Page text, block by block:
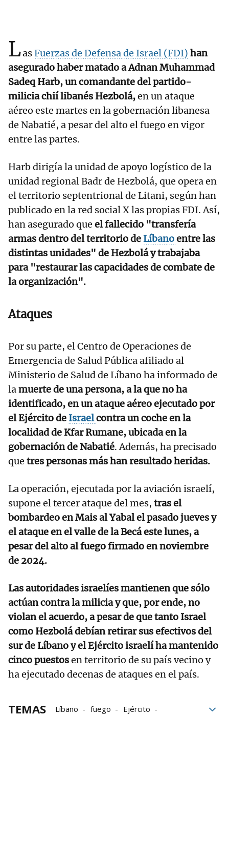
LasFuerzas de Defensa de Israel (FDI) han
asegurado haber matado a Adnan Muhammad
Sadeq Harb, un comandante del partido-
milicia chií libanés Hezbolá,en un ataque
aéreo este martes en la gobernación libanesa
de Nabatié, a pesar del alto el fuego en vigor
entre las partes.
Harb dirigía la unidad de apoyo logístico de la
unidad regional Badr de Hezbolá, que opera en
el territorio septentrional de Litani, según han
publicado en la red social X las propias FDI. Así,
han asegurado que el fallecido "transfería
armas dentro del territorio deLíbanoentre las
distintas unidades" de Hezbolá y trabajaba
para "restaurar las capacidades de combate de
la organización".
Ataques
Por su parte, el Centro de Operaciones de
Emergencia de Salud Pública afiliado al
Ministerio de Salud de Líbano ha informado de
lamuerte de una persona, a la que no ha
identificado, en un ataque aéreo ejecutado por
el Ejército de Israelcontra un coche en la
localidad de Kfar Rumane, ubicada en la
gobernación de Nabatié. Además, ha precisado
que tres personas más han resultado heridas.
La operación, ejecutada por la aviación israelí,
supone el tercer ataque del mes, tras el
bombardeo en Mais al Yabal el pasado jueves y
el ataque en el valle de la Becá este lunes, a
pesar del alto al fuego firmado en noviembre
de 2024.
Las autoridades israelíes mantienen que sólo
actúan contra la milicia y que, por ende, no
violan el acuerdo, a pesar de que tanto Israel
como Hezbolá debían retirar sus efectivos del
sur de Líbano y el Ejército israelí ha mantenido
cinco puestosen territorio de su país vecino y
ha ejecutado decenas de ataques en el país.
TEMAS Líbano fuego
Ejército